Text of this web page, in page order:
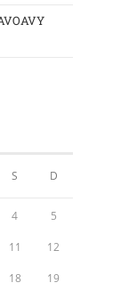
S D
4 5
11 12
18 19